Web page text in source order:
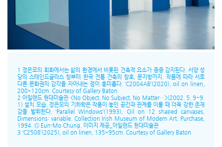
1 정은모의 회화에서는 삶의 환경에서 비롯된 건축적 요소가 종종 감지된다. 서양 성
당의 스테인드글라스 창부터 한국 전통 건축의 창호, 문지방까지. 작품에 따라 서로
다른 문화권의 감각을 자아내는 점이 흥미롭다. ‘C2004AB’(2020), oil on linen,
200×120cm. Courtesy of Gallery Baton
2 아일랜드 현대미술관 <No Object, No Subject, No Matter…>(2002. 5. 9~9.
1) 설치 모습. 정은모의 기하학은 작품이 놓인 공간과 관계를 이룰 때 더욱 강한 존재
감을 발휘한다. ‘Parallel Windows’(1993), Oil on 12 shaped canvases,
Dimensions: variable. Collection Irish Museum of Modern Art. Purchase,
1994. Ⓒ Eun-Mo Chung. 이미지 제공_아일랜드 현대미술관
3 ‘C2508’(2025), oil on linen, 135×95cm. Courtesy of Gallery Baton